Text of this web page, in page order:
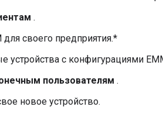
.
своего предприятия.*
устройства с конфигурациями
пользователям .
новое устройство.